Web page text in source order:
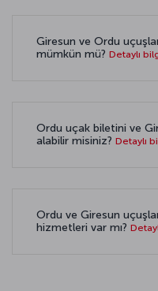
Giresun ve Ordu
mümkün mü? Detaylı
Ordu uçak biletini ve
alabilir misiniz? Detaylı
Ordu ve Giresun
hizmetleri var mı?